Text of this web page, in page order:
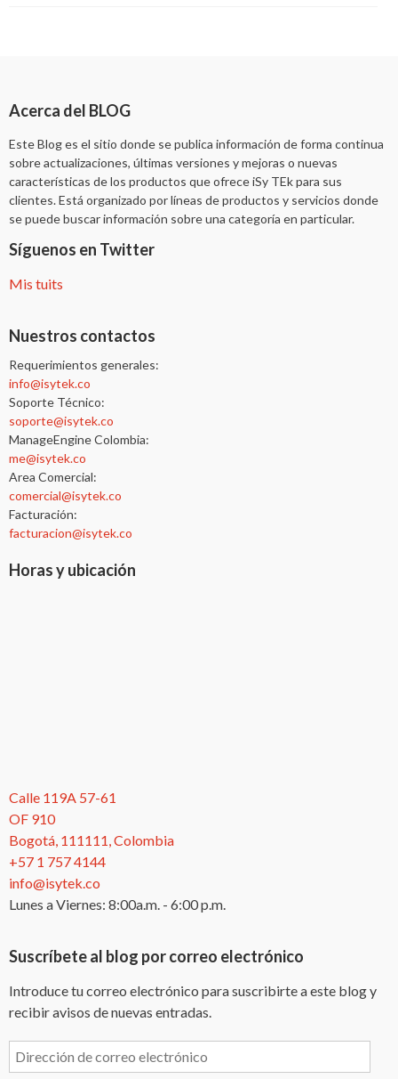
Acerca del BLOG
Este Blog es el sitio donde se publica información de forma continua
sobre actualizaciones, últimas versiones y mejoras o nuevas
características de los productos que ofrece iSy TEk para sus
clientes. Está organizado por líneas de productos y servicios donde
se puede buscar información sobre una categoría en particular.
Síguenos en Twitter
Mis tuits
Nuestros contactos
Requerimientos generales:
info@isytek.co
Soporte Técnico:
soporte@isytek.co
ManageEngine Colombia:
me@isytek.co
Area Comercial:
comercial@isytek.co
Facturación:
facturacion@isytek.co
Horas y ubicación
Calle 119A 57-61
OF 910
Bogotá, 111111, Colombia
+57 1 757 4144
info@isytek.co
Lunes a Viernes: 8:00a.m. - 6:00 p.m.
Suscríbete al blog por correo electrónico
Introduce tu correo electrónico para suscribirte a este blog y
recibir avisos de nuevas entradas.
Dirección
de